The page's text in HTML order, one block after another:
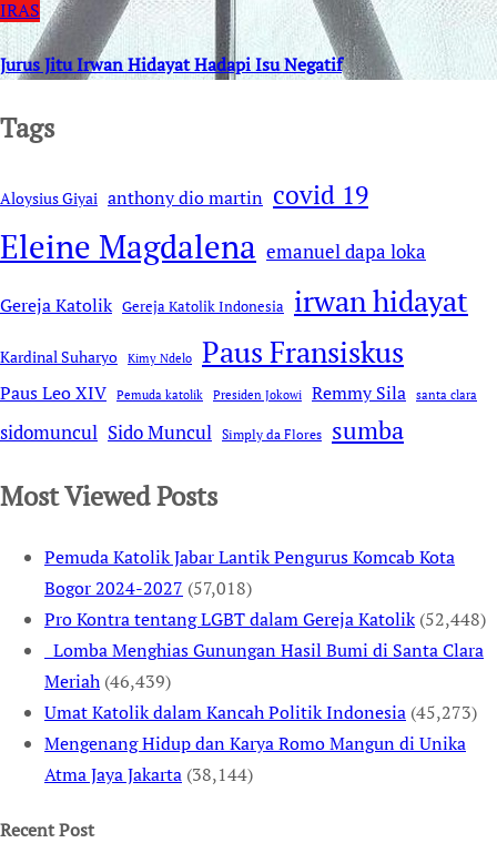
IRAS
Jurus Jitu Irwan Hidayat Hadapi Isu Negatif
Tags
Aloysius Giyai anthony dio martin covid 19
Eleine Magdalena emanuel dapa loka
Gereja Katolik Gereja Katolik Indonesia irwan hidayat
Kardinal Suharyo Kimy Ndelo Paus Fransiskus
Paus Leo XIV Pemuda katolik Presiden Jokowi Remmy Sila santa clara
sidomuncul Sido Muncul Simply da Flores sumba
Most Viewed Posts
Pemuda Katolik Jabar Lantik Pengurus Komcab Kota
Bogor 2024-2027 (57,018)
Pro Kontra tentang LGBT dalam Gereja Katolik (52,448)
Lomba Menghias Gunungan Hasil Bumi di Santa Clara
Meriah (46,439)
Umat Katolik dalam Kancah Politik Indonesia (45,273)
Mengenang Hidup dan Karya Romo Mangun di Unika
Atma Jaya Jakarta (38,144)
Recent Post